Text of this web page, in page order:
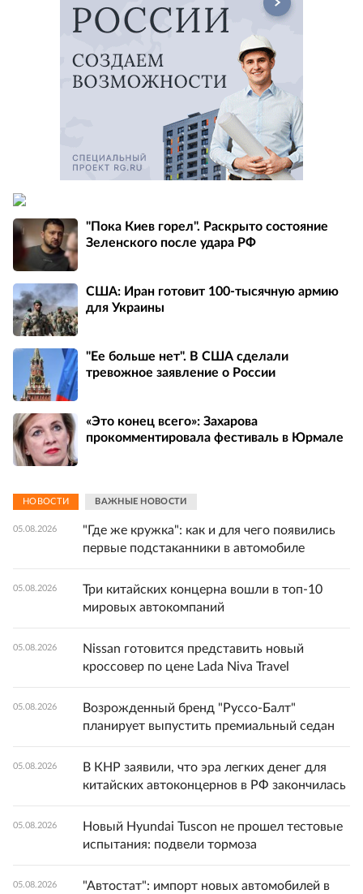
"Пока Киев горел". Раскрыто состояние
Зеленского после удара РФ
США: Иран готовит 100-тысячную армию
для Украины
"Ее больше нет". В США сделали
тревожное заявление о России
«Это конец всего»: Захарова
прокомментировала фестиваль в Юрмале
НОВОСТИ ВАЖНЫЕ НОВОСТИ
05.08.2026
"Где же кружка": как и для чего появились
первые подстаканники в автомобиле
05.08.2026
Три китайских концерна вошли в топ-10
мировых автокомпаний
05.08.2026
Nissan готовится представить новый
кроссовер по цене Lada Niva Travel
05.08.2026
Возрожденный бренд "Руссо-Балт"
планирует выпустить премиальный седан
05.08.2026
В КНР заявили, что эра легких денег для
китайских автоконцернов в РФ закончилась
05.08.2026
Новый Hyundai Tuscon не прошел тестовые
испытания: подвели тормоза
05.08.2026
"Автостат": импорт новых автомобилей в